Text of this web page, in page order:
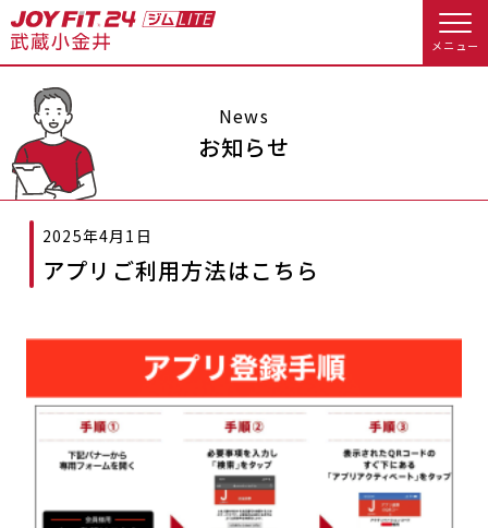
メニュー
店舗トップ
会員の方へトップ
会員様へのお知らせ
店舗情報・サービス よくあるご質問
店舗へのお問い合わせ
入会のお手続きをする
Appで入会手続き料金・サービス等詳しく見る
入会を悩まれている方へトップ
キャンペーン 料金のご案内
JOYFIT
News
お知らせ
2025年4月1日
アプリご利用方法はこちら